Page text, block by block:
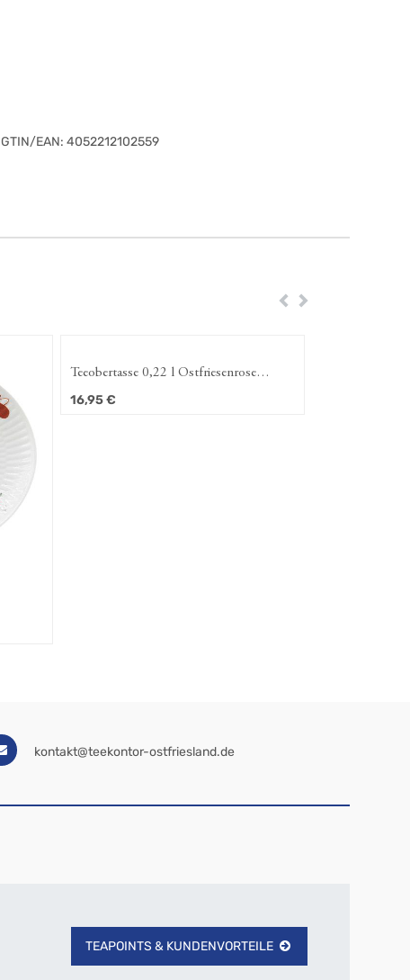
GTIN/EAN: 4052212102559
ZurückWeiter
Teeobertasse 0,22 l Ostfriesenrose
(Amina)
16,95€
kontakt@teekontor-ostfriesland.de
TEAPOINTS & KUNDENVORTEILE